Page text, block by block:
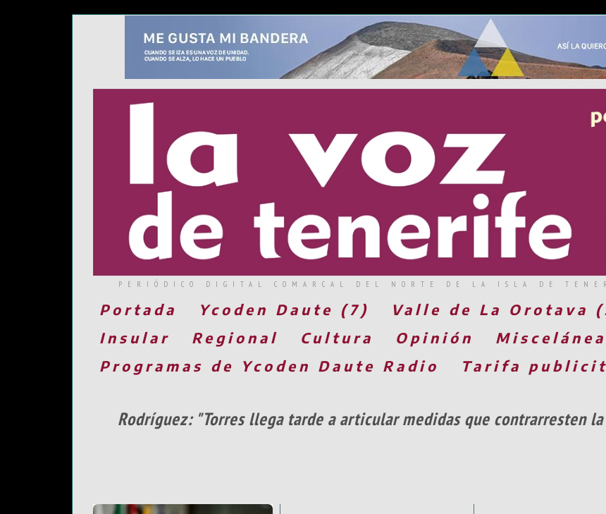
PERIÓDICO DIGITAL COMARCAL DEL NORTE DE LA ISLA DE
Portada Ycoden Daute (7) Valle de La Orotava
Insular
Regional Cultura Opinión
Miscelánea
Programas de Ycoden Daute Radio
Tarifa
Rodríguez: "Torres llega tarde a articular medidas que contrarresten